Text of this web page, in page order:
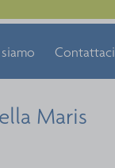
Contattaci
Maris